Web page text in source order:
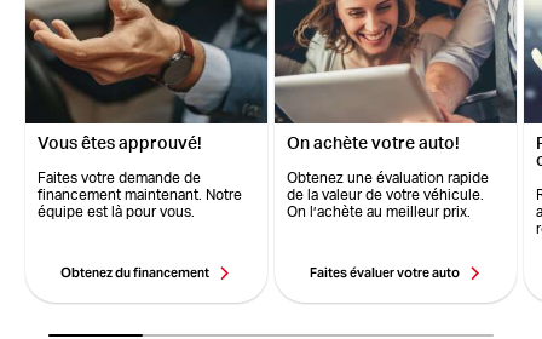
Vous êtes approuvé!
Faites votre demande de
financement maintenant. Notre
équipe est là pour vous.
Obtenez du financement
On achète votre auto!
Obtenez une évaluation rapide
de la valeur de votre véhicule.
On l’achète au meilleur prix.
Faites évaluer votre auto